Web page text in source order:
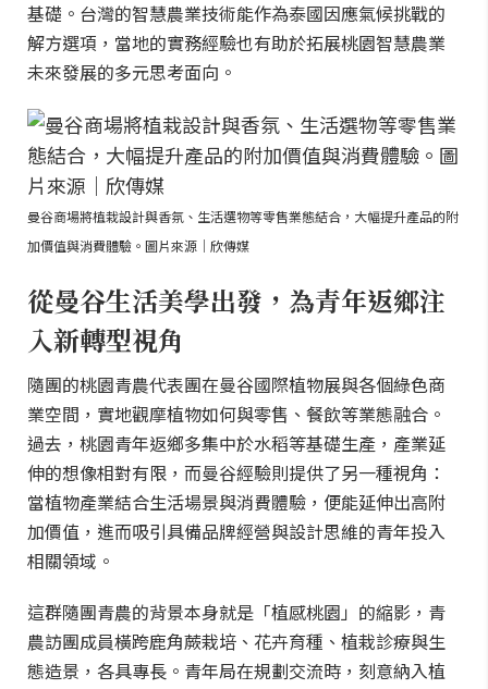
基礎。台灣的智慧農業技術能作為泰國因應氣候挑戰的
解方選項，當地的實務經驗也有助於拓展桃園智慧農業
未來發展的多元思考面向。
曼谷商場將植栽設計與香氛、生活選物等零售業態結合，大幅提升產品的附
加價值與消費體驗。圖片來源｜欣傳媒
從曼谷生活美學出發，為青年返鄉注
入新轉型視角
隨團的桃園青農代表團在曼谷國際植物展與各個綠色商
業空間，實地觀摩植物如何與零售、餐飲等業態融合。
過去，桃園青年返鄉多集中於水稻等基礎生產，產業延
伸的想像相對有限，而曼谷經驗則提供了另一種視角：
當植物產業結合生活場景與消費體驗，便能延伸出高附
加價值，進而吸引具備品牌經營與設計思維的青年投入
相關領域。
這群隨團青農的背景本身就是「植感桃園」的縮影，青
農訪團成員橫跨鹿角蕨栽培、花卉育種、植栽診療與生
態造景，各具專長。青年局在規劃交流時，刻意納入植